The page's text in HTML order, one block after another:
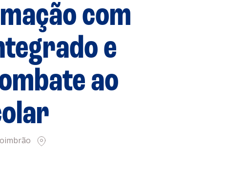
a Leiria Agenda
DESPORTO
com
e
ao